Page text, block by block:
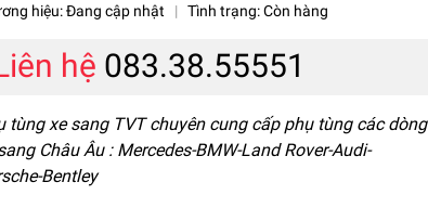
hiệu:Đang cập nhật | Tình trạng:Còn hàng
hệ 083.38.55551
tùng xe sang TVT chuyên cung cấp phụ tùng các dòng
Châu Âu : Mercedes-BMW-Land Rover-Audi-
Bentley